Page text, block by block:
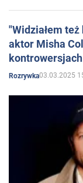
"Widziałem
aktor Misha
kontrowersjach
Rozrywka03.03.2025